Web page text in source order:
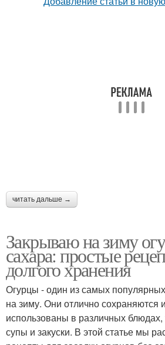
читать дальше →
Закрываю на зиму
сахара: простые
долгого хранения
Огурцы - один из самых
на зиму. Они отлично сохраняются
использованы в различных блюдах,
супы и закуски. В этой статье мы